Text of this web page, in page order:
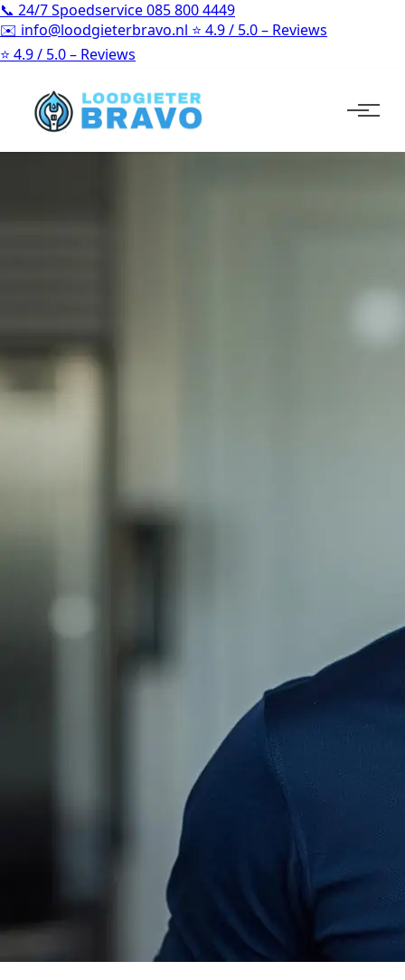
📞 24/7 Spoedservice085 800 4449
✉️ info@loodgieterbravo.nl ⭐ 4.9 / 5.0 – Reviews
⭐ 4.9 / 5.0 – Reviews